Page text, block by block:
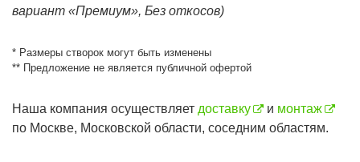
вариант «Премиум», Без откосов)
* Размеры створок могут быть изменены
** Предложение не является публичной офертой
Наша компания осуществляет доставку и монтаж
по Москве, Московской области, соседним областям.